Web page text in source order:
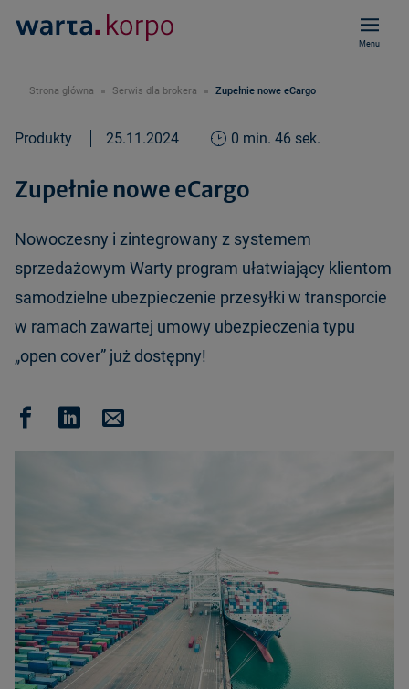
Menu
Strona główna Serwis dla brokera Zupełnie nowe eCargo
Produkty 25.11.2024 0 min. 46 sek.
Zupełnie nowe eCargo
Nowoczesny i zintegrowany z systemem
sprzedażowym Warty program ułatwiający klientom
samodzielne ubezpieczenie przesyłki w transporcie
w ramach zawartej umowy ubezpieczenia typu
„open cover” już dostępny!